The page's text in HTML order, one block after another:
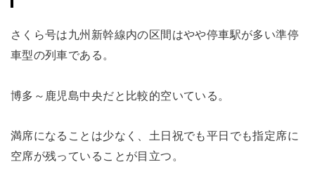
さくら号は九州新幹線内の区間はやや停車駅が多い準停
車型の列車である。
博多～鹿児島中央だと比較的空いている。
満席になることは少なく、土日祝でも平日でも指定席に
空席が残っていることが目立つ。